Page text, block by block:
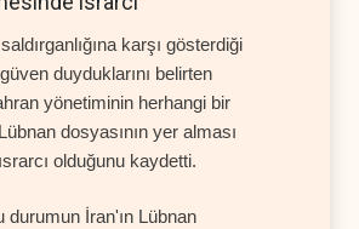
karşı gösterdiği
duyduklarını belirten
yönetiminin herhangi bir
dosyasının yer alması
olduğunu kaydetti.
durumun İran'ın Lübnan